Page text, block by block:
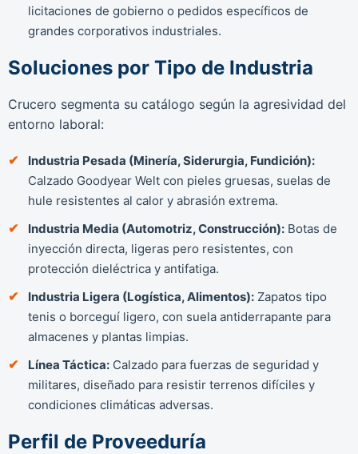
licitaciones de gobierno o pedidos específicos de
grandes corporativos industriales.
Soluciones por Tipo de Industria
Crucero segmenta su catálogo según la agresividad del
entorno laboral:
Industria Pesada (Minería, Siderurgia, Fundición):
Calzado Goodyear Welt con pieles gruesas, suelas de
hule resistentes al calor y abrasión extrema.
Industria Media (Automotriz, Construcción): Botas de
inyección directa, ligeras pero resistentes, con
protección dieléctrica y antifatiga.
Industria Ligera (Logística, Alimentos): Zapatos tipo
tenis o borceguí ligero, con suela antiderrapante para
almacenes y plantas limpias.
Línea Táctica: Calzado para fuerzas de seguridad y
militares, diseñado para resistir terrenos difíciles y
condiciones climáticas adversas.
Perfil de Proveeduría